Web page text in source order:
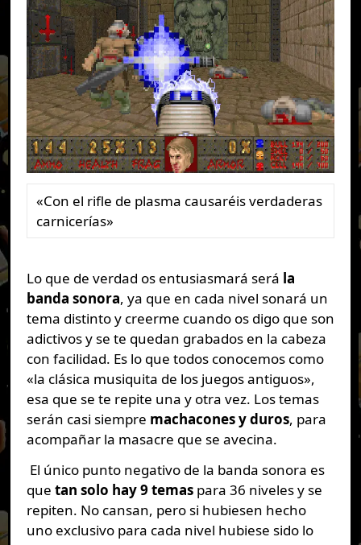
«Con el rifle de plasma causaréis verdaderas
carnicerías»
Lo que de verdad os entusiasmará será la
banda sonora, ya que en cada nivel sonará un
tema distinto y creerme cuando os digo que son
adictivos y se te quedan grabados en la cabeza
con facilidad. Es lo que todos conocemos como
«la clásica musiquita de los juegos antiguos»,
esa que se te repite una y otra vez. Los temas
serán casi siempre machacones y duros, para
acompañar la masacre que se avecina.
El único punto negativo de la banda sonora es
que tan solo hay 9 temaspara 36 niveles y se
repiten. No cansan, pero si hubiesen hecho
uno exclusivo para cada nivel hubiese sido lo